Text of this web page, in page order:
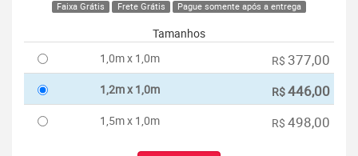
Faixa Grátis Frete Grátis Pague somente após a entrega
Tamanhos
1,0m x 1,0m
R$ 377,00
1,2m x 1,0m R$446,00
1,5m x 1,0m R$ 498,00